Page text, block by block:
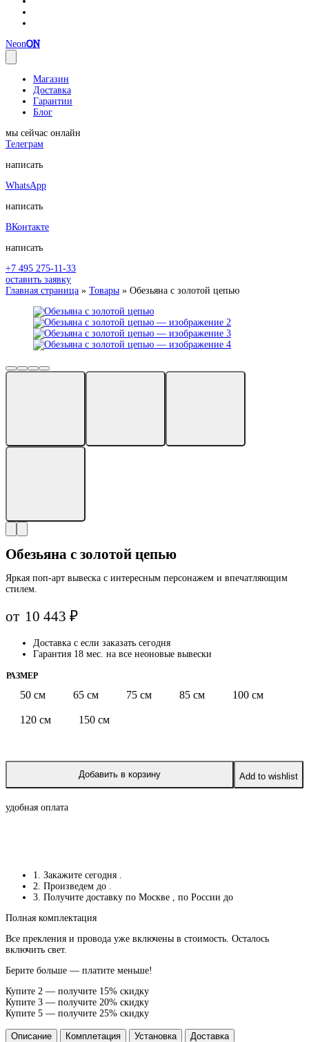
NeonON
Магазин
Доставка
Гарантии
Блог
мы сейчас онлайн
Телеграм
написать
WhatsApp
написать
ВКонтакте
написать
+7 495 275-11-33
оставить заявку
Главная страница » Товары » Обезьяна с золотой цепью
Обезьяна с золотой цепью
Яркая поп-арт вывеска с интересным персонажем и впечатляющим
стилем.
от 10 443₽
Доставка с если заказать сегодня
Гарантия 18 мес. на все неоновые вывески
РАЗМЕР
50 см 65 см 75 см 85 см 100 см
120 см 150 см
Добавить в корзину Add to wishlist
удобная оплата
1. Закажите сегодня
2. Произведем до
3. Получите доставку по Москве
, по России до
Полная комплектация
Все прекления и провода уже включены в стоимость. Осталось
включить свет.
Берите больше — платите меньше!
Купите 2 — получите 15% скидку
Купите 3 — получите 20% скидку
Купите 5 — получите 25% скидку
Описание Комплетация Установка
Доставка